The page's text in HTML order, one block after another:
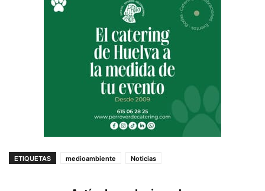
ETIQUETAS medioambiente Noticias